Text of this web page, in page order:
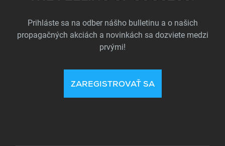
Prihláste sa na odber nášho bulletinu a o našich
propagačných akciách a novinkách sa dozviete medzi
prvými!
ZAREGISTROVAŤ SA